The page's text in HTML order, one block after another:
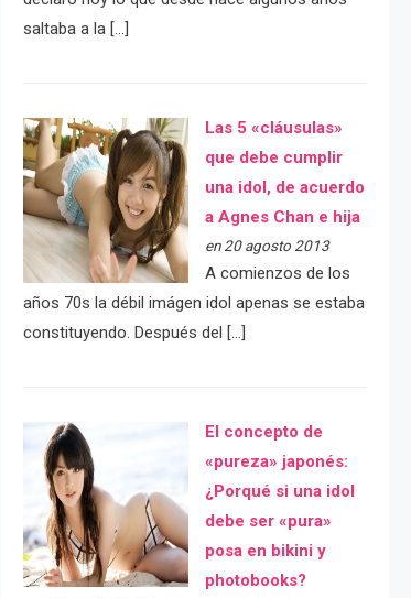
saltaba a la […]
Las 5 «cláusulas»
que debe cumplir
una idol, de acuerdo
a Agnes Chan e hija
en 20 agosto 2013
A comienzos de los
años 70s la débil imágen idol apenas se estaba
constituyendo. Después del […]
El concepto de
«pureza» japonés:
¿Porqué si una idol
debe ser «pura»
posa en bikini y
photobooks?